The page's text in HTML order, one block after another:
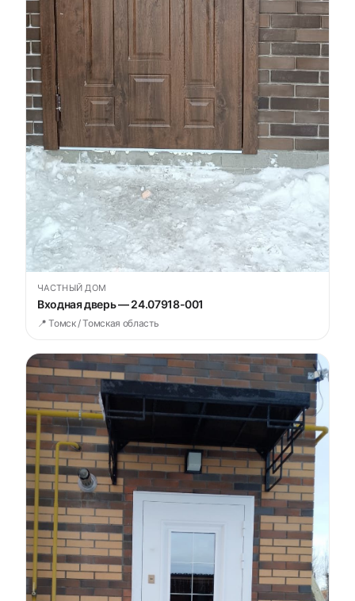
ЧАСТНЫЙ ДОМ
Входная дверь — 24.07918-001
📍 Томск / Томская область